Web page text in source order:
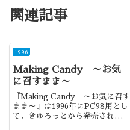
関連記事
1996
Making Candy ～お気
に召すまま～
『Making Candy ～お気に召す
まま～』は1996年にPC98用とし
て、きゅろっとから発売されまし